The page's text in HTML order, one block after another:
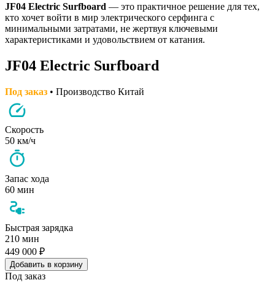
JF04 Electric Surfboard — это практичное решение для тех,
кто хочет войти в мир электрического серфинга с
минимальными затратами, не жертвуя ключевыми
характеристиками и удовольствием от катания.
JF04 Electric Surfboard
Под заказ • Производство Китай
Скорость
50 км/ч
Запас хода
60 мин
Быстрая зарядка
210 мин
449 000 ₽
Добавить в корзину
Под заказ